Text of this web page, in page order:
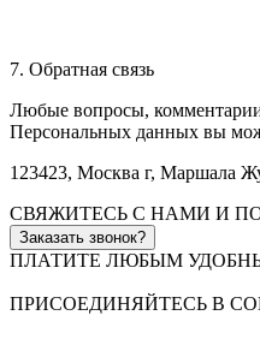
7. Обратная связь
Любые вопросы,
Персональных данных вы
123423, Москва г, Маршала
СВЯЖИТЕСЬ С НАМИ И
Заказать звонок?
ПЛАТИТЕ ЛЮБЫМ
ПРИСОЕДИНЯЙТЕСЬ В